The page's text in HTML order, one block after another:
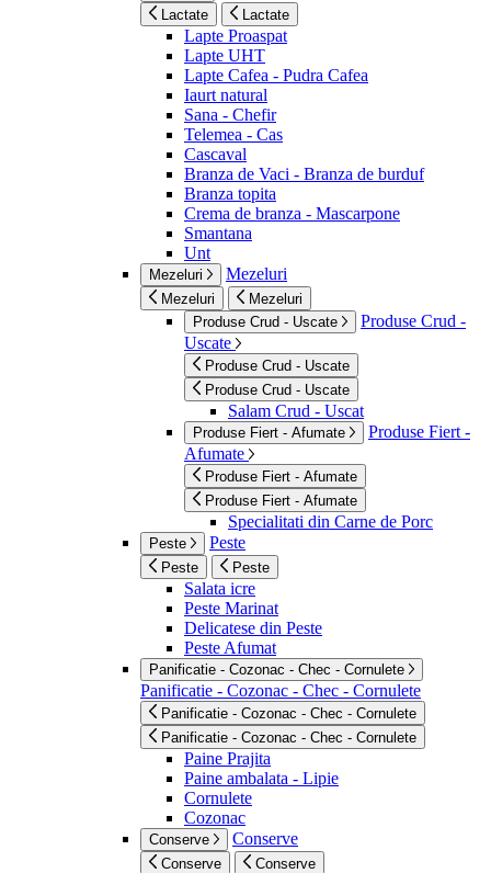
Lactate Lactate
Lapte Proaspat
Lapte UHT
Lapte Cafea - Pudra Cafea
Iaurt natural
Sana - Chefir
Telemea - Cas
Cascaval
Branza de Vaci - Branza de burduf
Branza topita
Crema de branza - Mascarpone
Smantana
Unt
Mezeluri Mezeluri
Mezeluri
Mezeluri
Produse Crud - Uscate
Produse Crud -
Uscate
Produse Crud - Uscate
Produse Crud - Uscate
Salam Crud - Uscat
Produse Fiert - Afumate
Produse Fiert -
Afumate
Produse Fiert - Afumate
Produse Fiert - Afumate
Specialitati din Carne de Porc
Peste Peste
Peste Peste
Salata icre
Peste Marinat
Delicatese din Peste
Peste Afumat
Panificatie - Cozonac - Chec - Cornulete
Panificatie - Cozonac - Chec - Cornulete
Panificatie - Cozonac - Chec - Cornulete
Panificatie - Cozonac - Chec - Cornulete
Paine Prajita
Paine ambalata - Lipie
Cornulete
Cozonac
Conserve Conserve
Conserve Conserve